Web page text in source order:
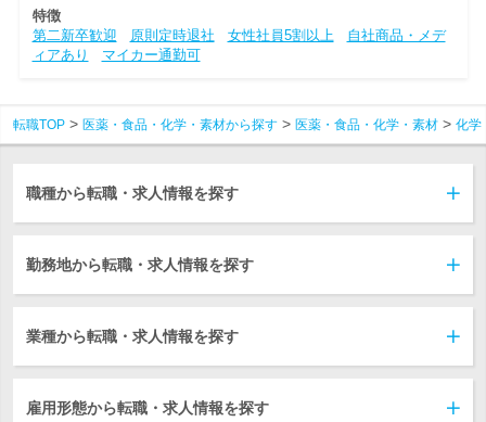
特徴
第二新卒歓迎
原則定時退社 女性社員5割以上
自社商品・メデ
ィアあり
マイカー通勤可
転職TOP 医薬・食品・化学・素材から探す 医薬・食品・化学・素材 化学
職種から転職・求人情報を探す
勤務地から転職・求人情報を探す
業種から転職・求人情報を探す
雇用形態から転職・求人情報を探す